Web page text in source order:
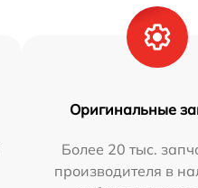
Оригинальные
Более 20 тыс.
производителя в